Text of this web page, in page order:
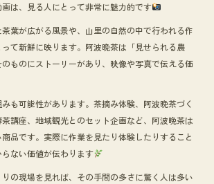
は、見る人にとって非常に魅力的です
葉が広がる風景や、山里の自然の中で行われる作
て新鮮に映ります。阿波晩茶は「見せられる農
ものにストーリーがあり、映像や写真で伝える価
も可能性があります。茶摘み体験、阿波晩茶づく
講座、地域観光とのセット企画など、阿波晩茶は
商品です。実際に作業を見たり体験したりすること
ない価値が伝わります
の現場を見れば、その手間の多さに驚く人は多い